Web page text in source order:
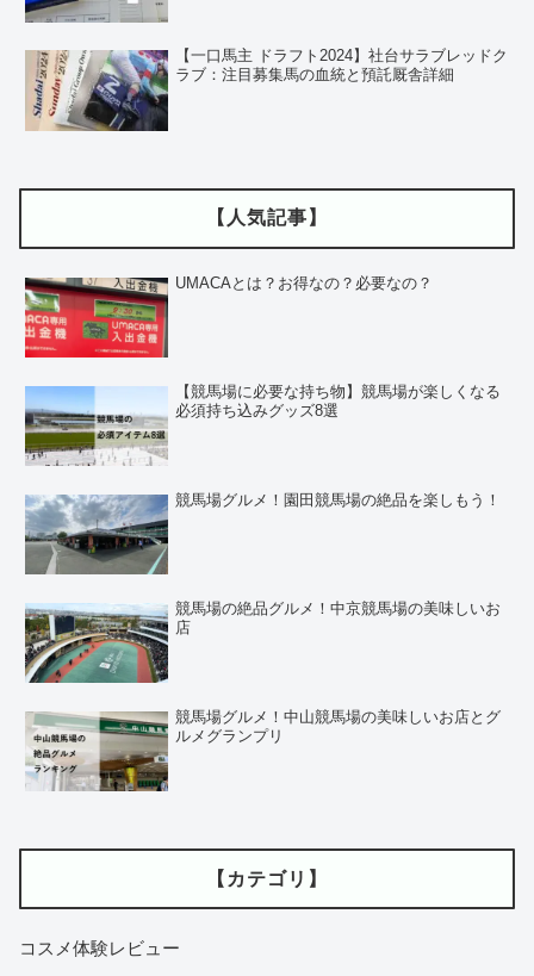
【一口馬主 ドラフト2024】社台サラブレッドク
ラブ：注目募集馬の血統と預託厩舎詳細
【人気記事】
UMACAとは？お得なの？必要なの？
【競馬場に必要な持ち物】競馬場が楽しくなる
必須持ち込みグッズ8選
競馬場グルメ！園田競馬場の絶品を楽しもう！
競馬場の絶品グルメ！中京競馬場の美味しいお
店
競馬場グルメ！中山競馬場の美味しいお店とグ
ルメグランプリ
【カテゴリ】
コスメ体験レビュー